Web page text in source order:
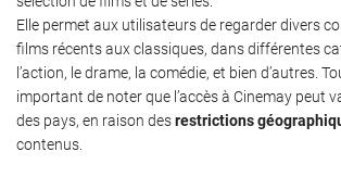
Elle permet aux utilisateurs de regarder divers
films récents aux classiques, dans différentes
l’action, le drame, la comédie, et bien d’autres.
important de noter que l’accès à Cinemay peut
des pays, en raison desrestrictions
contenus.